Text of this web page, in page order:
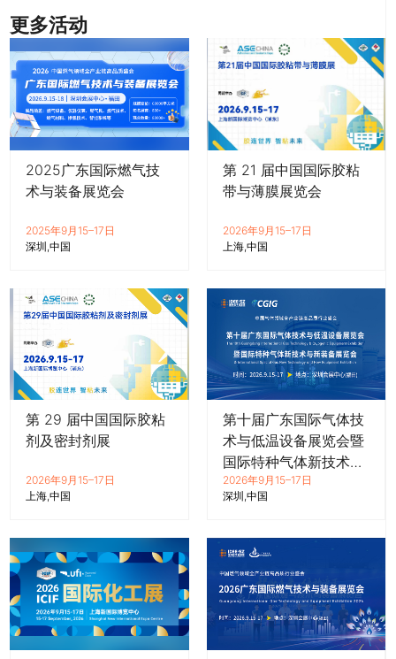
更多活动
2025广东国际燃气技
术与装备展览会
2025年9月15–17日
深圳 中国
第 21 届中国国际胶粘
带与薄膜展览会
2026年9月15–17日
上海 中国
第 29 届中国国际胶粘
剂及密封剂展
2026年9月15–17日
上海 中国
第十届广东国际气体技
术与低温设备展览会暨
国际特种气体新技术与
新装备展览会
2026年9月15–17日
深圳 中国